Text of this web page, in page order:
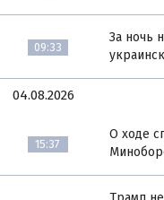
09:33
За ночь
04.08.2026
15:37
О ходе